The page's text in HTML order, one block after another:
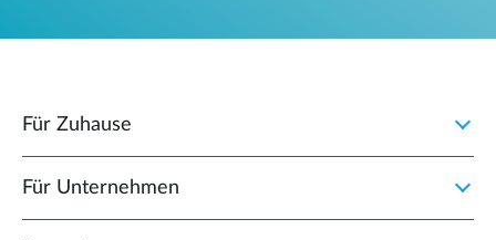
Für Zuhause
Für Unternehmen